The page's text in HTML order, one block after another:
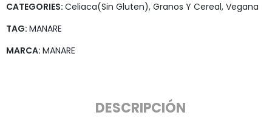
CATEGORIES: Celiaca(Sin Gluten), Granos Y Cereal, Vegana
TAG: MANARE
MARCA: MANARE
DESCRIPCIÓN